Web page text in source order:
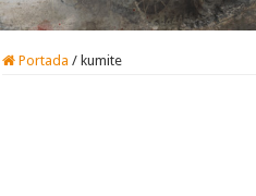
Portada / kumite